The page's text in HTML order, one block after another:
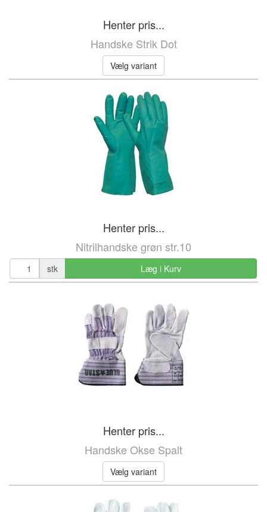
Henter pris...
Handske Strik Dot
Vælg variant
Henter pris...
Nitrilhandske grøn str.10
stk Læg i Kurv
Henter pris...
Handske Okse Spalt
Vælg variant